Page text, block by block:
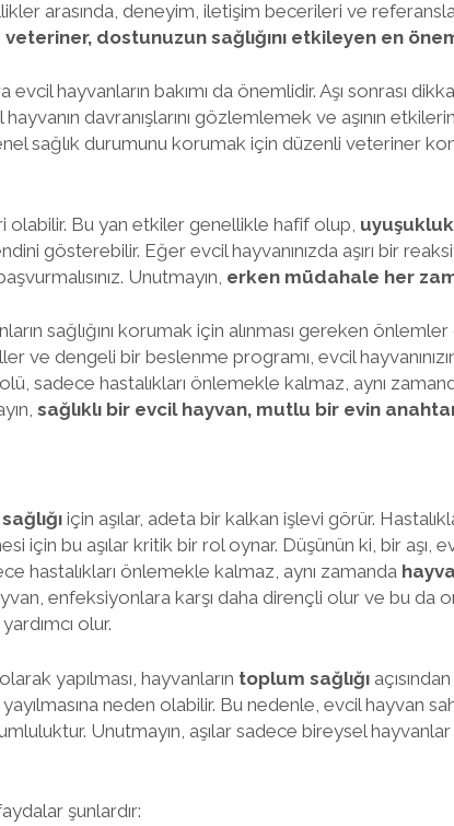
arasında, deneyim, iletişim becerileri ve
dostunuzun sağlığını etkileyen en
evcil hayvanların bakımı da önemlidir. Aşı sonrası
davranışlarını gözlemlemek ve aşının
sağlık durumunu korumak için düzenli veteriner
olabilir. Bu yan etkiler genellikle hafif olup,
gösterebilir. Eğer evcil hayvanınızda aşırı bir
Unutmayın, erken müdahale her
sağlığını korumak için alınması gereken
ve dengeli bir beslenme programı, evcil
sadece hastalıkları önlemekle kalmaz, aynı
sağlıklı bir evcil hayvan, mutlu bir evin
için aşılar, adeta bir kalkan işlevi görür.
için bu aşılar kritik bir rol oynar. Düşünün ki, bir aşı,
hastalıkları önlemekle kalmaz, aynı zamanda
enfeksiyonlara karşı daha dirençli olur ve bu da
olur.
yapılması, hayvanların toplum sağlığı
yayılmasına neden olabilir. Bu nedenle, evcil hayvan
Unutmayın, aşılar sadece bireysel
şunlardır: